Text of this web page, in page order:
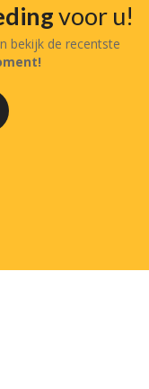
voor u!
bekijk de recentste